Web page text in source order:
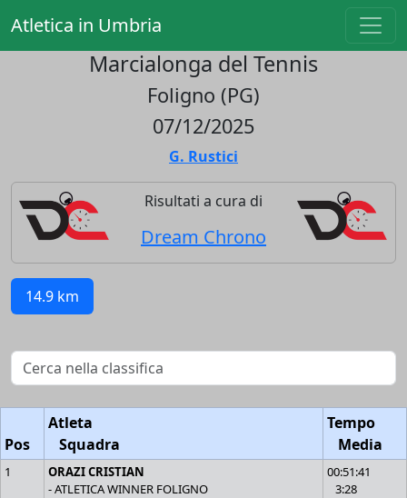
Atletica in Umbria
Marcialonga del Tennis
Foligno (PG)
07/12/2025
G. Rustici
Risultati a cura di
Dream Chrono
14.9 km
Pos
Atleta
Squadra
Tempo
Media
1
ORAZI CRISTIAN
- ATLETICA WINNER FOLIGNO
00:51:41
3:28